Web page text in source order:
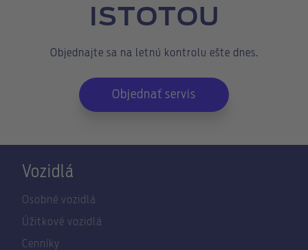
ISTOTOU
Objednajte sa na letnú kontrolu ešte dnes.
Objednať servis
Vozidlá
Osobné vozidlá
Úžitkové vozidlá
Cenníky